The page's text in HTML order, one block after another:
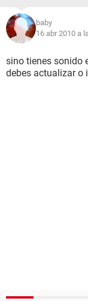
baby
16 abr 2010 a
sino tienes sonido
debes actualizar o